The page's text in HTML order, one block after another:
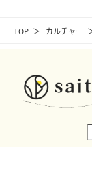
TOP カルチャー